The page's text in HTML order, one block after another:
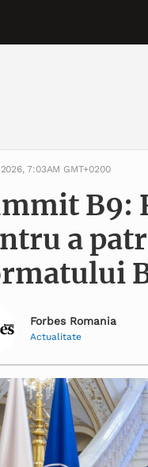
7:03AM GMT+0200
B9:
a
Forbes Romania
Actualitate